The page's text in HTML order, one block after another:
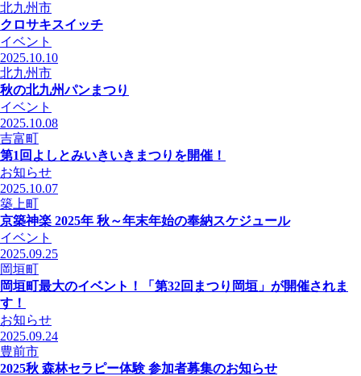
北九州市
クロサキスイッチ
イベント
2025.10.10
北九州市
秋の北九州パンまつり
イベント
2025.10.08
吉富町
第1回よしとみいきいきまつりを開催！
お知らせ
2025.10.07
築上町
京築神楽 2025年 秋～年末年始の奉納スケジュール
イベント
2025.09.25
岡垣町
岡垣町最大のイベント！「第32回まつり岡垣」が開催されま
す！
お知らせ
2025.09.24
豊前市
2025秋 森林セラピー体験 参加者募集のお知らせ